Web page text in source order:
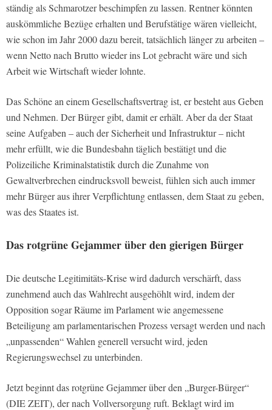
ständig als Schmarotzer beschimpfen zu lassen. Rentner könnten
auskömmliche Bezüge erhalten und Berufstätige wären vielleicht,
wie schon im Jahr 2000 dazu bereit, tatsächlich länger zu arbeiten –
wenn Netto nach Brutto wieder ins Lot gebracht wäre und sich
Arbeit wie Wirtschaft wieder lohnte.
Das Schöne an einem Gesellschaftsvertrag ist, er besteht aus Geben
und Nehmen. Der Bürger gibt, damit er erhält. Aber da der Staat
seine Aufgaben – auch der Sicherheit und Infrastruktur – nicht
mehr erfüllt, wie die Bundesbahn täglich bestätigt und die
Polizeiliche Kriminalstatistik durch die Zunahme von
Gewaltverbrechen eindrucksvoll beweist, fühlen sich auch immer
mehr Bürger aus ihrer Verpflichtung entlassen, dem Staat zu geben,
was des Staates ist.
Das rotgrüne Gejammer über den gierigen Bürger
Die deutsche Legitimitäts-Krise wird dadurch verschärft, dass
zunehmend auch das Wahlrecht ausgehöhlt wird, indem der
Opposition sogar Räume im Parlament wie angemessene
Beteiligung am parlamentarischen Prozess versagt werden und nach
„unpassenden“ Wahlen generell versucht wird, jeden
Regierungswechsel zu unterbinden.
Jetzt beginnt das rotgrüne Gejammer über den „Burger-Bürger“
(DIE ZEIT), der nach Vollversorgung ruft. Beklagt wird im